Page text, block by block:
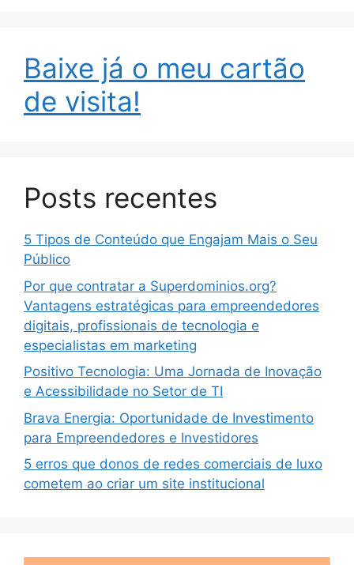
Baixe já o meu cartão
de visita!
Posts recentes
5 Tipos de Conteúdo que Engajam Mais o Seu
Público
Por que contratar a Superdominios.org?
Vantagens estratégicas para empreendedores
digitais, profissionais de tecnologia e
especialistas em marketing
Positivo Tecnologia: Uma Jornada de Inovação
e Acessibilidade no Setor de TI
Brava Energia: Oportunidade de Investimento
para Empreendedores e Investidores
5 erros que donos de redes comerciais de luxo
cometem ao criar um site institucional